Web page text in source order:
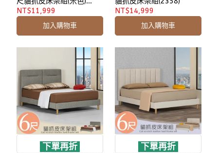
(1952)
NT$11,999
加入購物車
NT$14,999
加入購物車
下單再折 下單再折